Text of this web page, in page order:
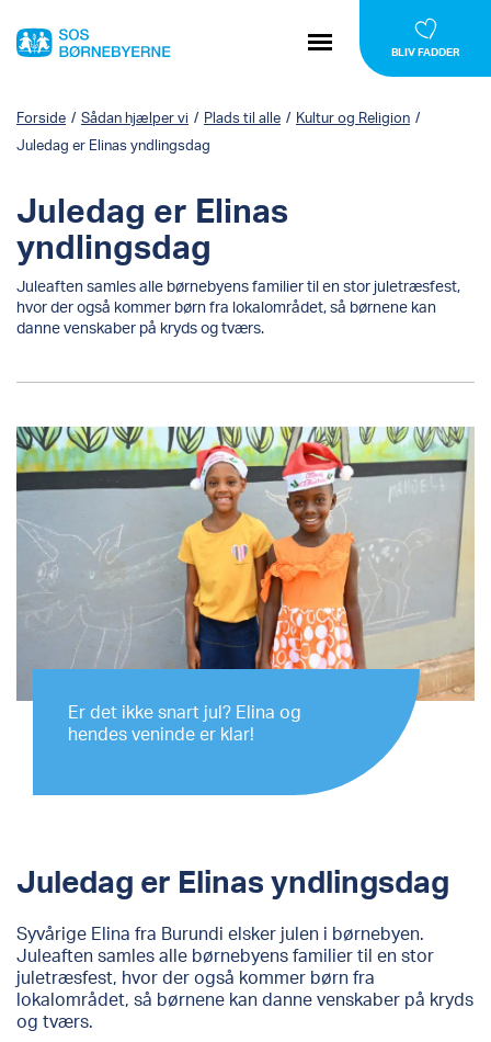
BLIV FADDER
Forside / Sådan hjælper vi / Plads til alle / Kultur og Religion /
Juledag er Elinas yndlingsdag
Juledag er Elinas
yndlingsdag
Juleaften samles alle børnebyens familier til en stor juletræsfest,
hvor der også kommer børn fra lokalområdet, så børnene kan
danne venskaber på kryds og tværs.
Er det ikke snart jul? Elina og
hendes veninde er klar!
Juledag er Elinas yndlingsdag
Syvårige Elina fra Burundi elsker julen i børnebyen.
Juleaften samles alle børnebyens familier til en stor
juletræsfest, hvor der også kommer børn fra
lokalområdet, så børnene kan danne venskaber på kryds
og tværs.